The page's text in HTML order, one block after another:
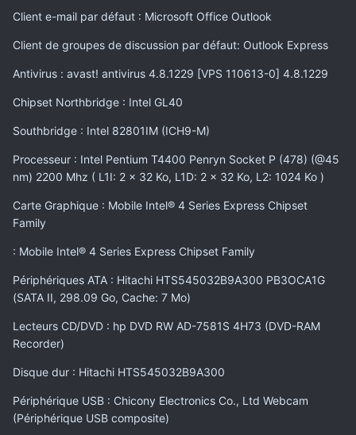
Client e-mail par défaut : Microsoft Office Outlook
Client de groupes de discussion par défaut: Outlook Express
Antivirus : avast! antivirus 4.8.1229 [VPS 110613-0] 4.8.1229
Chipset Northbridge : Intel GL40
Southbridge : Intel 82801IM (ICH9-M)
Processeur : Intel Pentium T4400 Penryn Socket P (478) (@45
nm) 2200 Mhz ( L1I: 2 x 32 Ko, L1D: 2 x 32 Ko, L2: 1024 Ko )
Carte Graphique : Mobile Intel® 4 Series Express Chipset
Family
: Mobile Intel® 4 Series Express Chipset Family
Périphériques ATA : Hitachi HTS545032B9A300 PB3OCA1G
(SATA II, 298.09 Go, Cache: 7 Mo)
Lecteurs CD/DVD : hp DVD RW AD-7581S 4H73 (DVD-RAM
Recorder)
Disque dur : Hitachi HTS545032B9A300
Périphérique USB : Chicony Electronics Co., Ltd Webcam
(Périphérique USB composite)